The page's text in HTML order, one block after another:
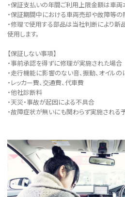
・保証支払いの年間ご利用上限金額は車両
・保証期間中における車両売却や故障等の
・修理で使用する部品は当社判断により新
使用します。
【保証しない事項】
・事前承認を得ずに修理が実施された場合
・走行機能に影響のない音、振動、オイルの
・レッカー費、交通費、代車費
・他社診断料
・天災・事故が起因による不具合
・故障症状が無いにも関わらず実施される